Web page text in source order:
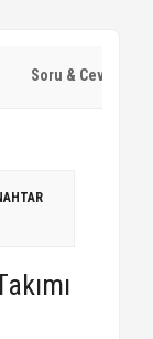
Soru & Cevap